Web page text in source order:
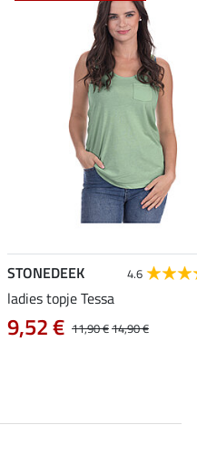
STONEDEEK 4.6
ladies topje Tessa
11,90 €14,90 €
9,52 €